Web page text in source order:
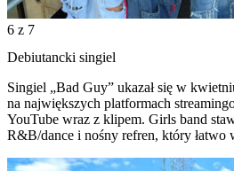
6 z 7
Debiutancki singiel
Singiel „Bad Guy” ukazał się w
na największych platformach
YouTube wraz z klipem. Girls band
R&B/dance i nośny refren, który łatwo